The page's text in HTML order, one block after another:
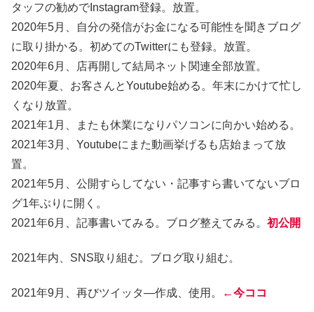
タッフの勧めでInstagram登録。放置。
2020年5月、自分の発信がお金になる可能性を聞きブログ
に取り掛かる。初めてのTwitterにも登録。放置。
2020年6月、店再開して結局ネット関連全部放置。
2020年夏、お客さんとYoutube始める。年末にかけて忙し
くなり放置。
2021年1月、またも休業になりパソコンに向かい始める。
2021年3月、Youtubeにまた動画挙げるも店始まって放
置。
2021年5月、公開すらしてない・記事すら書いてないブロ
グ1年ぶりに開く。
2021年6月、記事書いてみる。ブログ整えてみる。 初公開
2021年内、SNS取り組む。ブログ取り組む。
2021年9月、再びツイッタ―作成、使用。 ←今ココ